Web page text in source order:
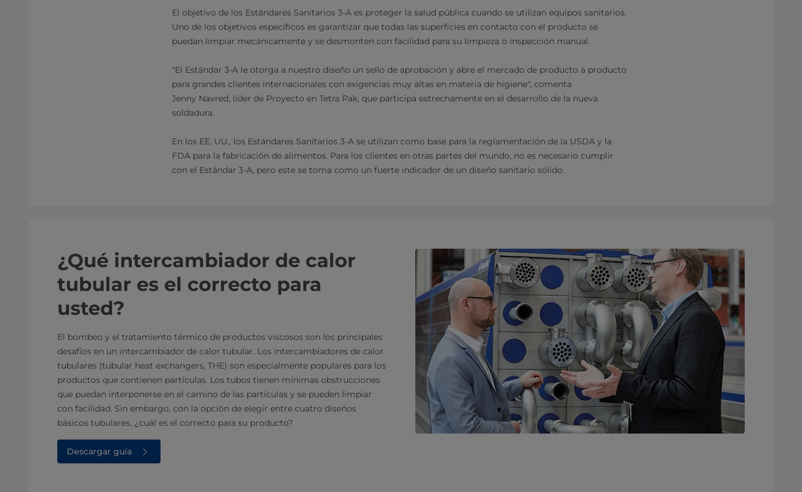
El objetivo de los Estándares Sanitarios 3-A es proteger la salud pública cuando se utilizan equipos sanitarios.
Uno de los objetivos específicos es garantizar que todas las superficies en contacto con el producto se
puedan limpiar mecánicamente y se desmonten con facilidad para su limpieza o inspección manual.
"El Estándar 3-A le otorga a nuestro diseño un sello de aprobación y abre el mercado de producto a producto
para grandes clientes internacionales con exigencias muy altas en materia de higiene", comenta
Jenny Navred, líder de Proyecto en Tetra Pak, que participa estrechamente en el desarrollo de la nueva
soldadura.
En los EE. UU., los Estándares Sanitarios 3-A se utilizan como base para la reglamentación de la USDA y la
FDA para la fabricación de alimentos. Para los clientes en otras partes del mundo, no es necesario cumplir
con el Estándar 3-A, pero este se toma como un fuerte indicador de un diseño sanitario sólido.
¿Qué intercambiador de calor
tubular es el correcto para
usted?
El bombeo y el tratamiento térmico de productos viscosos son los principales
desafíos en un intercambiador de calor tubular. Los intercambiadores de calor
tubulares (tubular heat exchangers, THE) son especialmente populares para los
productos que contienen partículas. Los tubos tienen mínimas obstrucciones
que puedan interponerse en el camino de las partículas y se pueden limpiar
con facilidad. Sin embargo, con la opción de elegir entre cuatro diseños
básicos tubulares, ¿cuál es el correcto para su producto?
Descargar guía